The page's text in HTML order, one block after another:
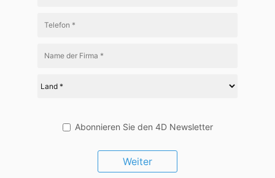
Abonnieren Sie den 4D Newsletter
Weiter